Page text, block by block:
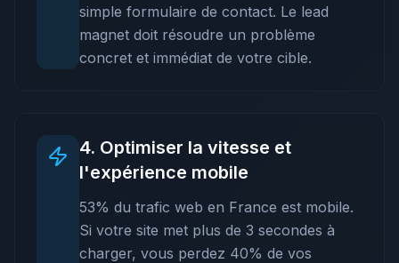
simple formulaire de contact. Le lead
magnet doit résoudre un problème
concret et immédiat de votre cible.
4. Optimiser la vitesse et
l'expérience mobile
53% du trafic web en France est mobile.
Si votre site met plus de 3 secondes à
charger, vous perdez 40% de vos